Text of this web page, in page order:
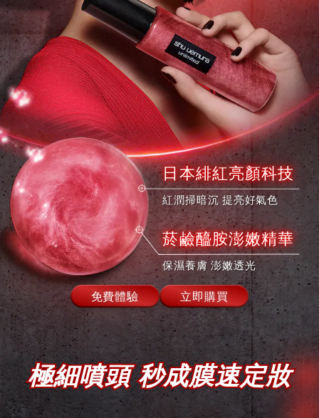
日本緋紅亮顏科技
紅潤掃暗沉 提亮好氣色
菸鹼醯胺澎嫩精華
保濕養膚 澎嫩透光
免費體驗 立即購買
極細噴頭 秒成膜速定妝